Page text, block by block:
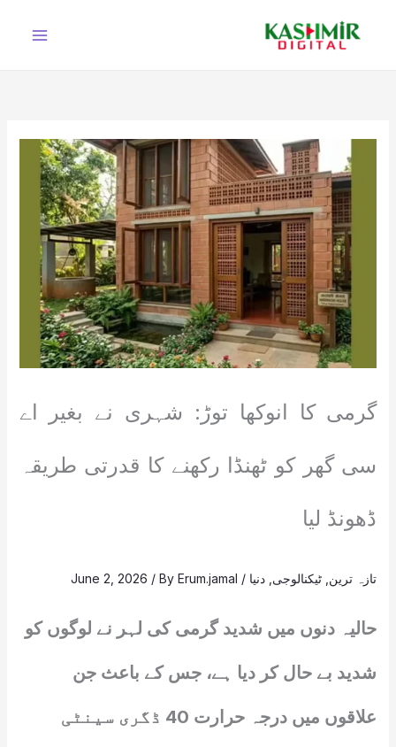
گرمی کا انوکھا توڑ: شہری نے بغیر اے
سی گھر کو ٹھنڈا رکھنے کا قدرتی طریقہ
ڈھونڈ لیا
تازہ ترین ٹیکنالوجی دنیا /
June 2, 2026 / ByErum.jamal
حالیہ دنوں میں شدید گرمی کی لہر نے لوگوں کو
شدید بے حال کر دیا ہے، جس کے باعث جن
علاقوں میں درجہ حرارت 40 ڈگری سینٹی